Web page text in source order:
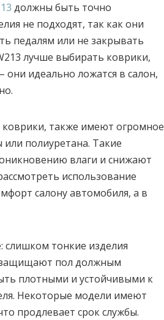
должны быть точно
не подходят, так как они
педалям или не закрывать
лучше выбирать коврики,
идеально ложатся в салон,
также имеют огромное
полиуретана. Такие
влаги и снижают
использование
салону автомобиля, а в
тонкие изделия
пол должным
плотными и устойчивыми к
Некоторые модели имеют
продлевает срок службы.